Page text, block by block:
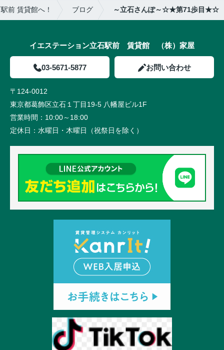
前 賃貸館へ！ ブログ ～立石さんぽ～☆★第71歩目★☆
イエステーション立石駅前 賃貸館 （株）家屋
03-5671-5877 お問い合わせ
〒124-0012
東京都葛飾区立石１丁目19-5 八幡屋ビル1F
営業時間： 10:00～18:00
定休日： 水曜日・木曜日（祝祭日を除く）